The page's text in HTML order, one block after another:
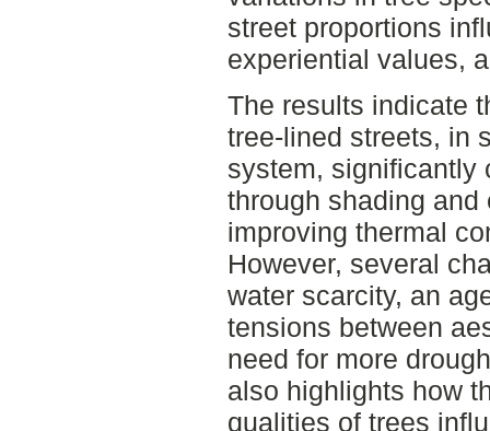
street proportions
experiential values,
The results indicate
tree-lined streets, in
system, significantly
through shading
improving thermal
However, several
water scarcity, an
tensions between
need for more
also highlights how
qualities of trees